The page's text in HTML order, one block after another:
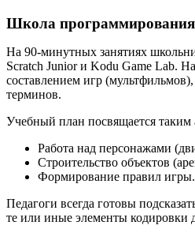
Школа
На 90-минутных занятиях
Scratch Junior и Kodu Game Lab.
составлением игр
терминов.
Учебный план посвящается таким
Работа над персонажами
Строительство объектов
Формирование правил игры.
Педагоги всегда готовы
те или иные элементы кодировки